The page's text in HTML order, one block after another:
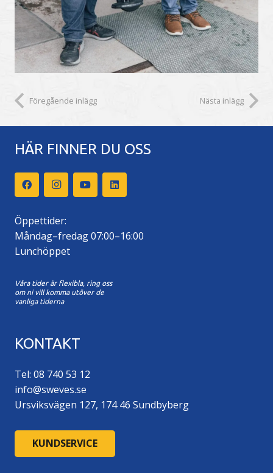
Föregående inlägg Nästa inlägg
HÄR FINNER DU OSS
Öppettider:
Måndag–fredag 07:00–16:00
Lunchöppet
Våra tider är flexibla, ring oss
om ni vill komma utöver de
vanliga tiderna
KONTAKT
Tel: 08 740 53 12
info@sweves.se
Ursviksvägen 127, 174 46 Sundbyberg
KUNDSERVICE